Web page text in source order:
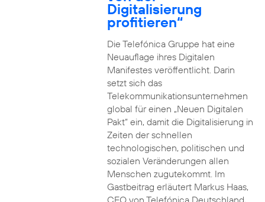
Digitalisierung
profitieren“
Die Telefónica Gruppe hat eine
Neuauflage ihres Digitalen
Manifestes veröffentlicht. Darin
setzt sich das
Telekommunikationsunternehmen
global für einen „Neuen Digitalen
Pakt“ ein, damit die Digitalisierung in
Zeiten der schnellen
technologischen, politischen und
sozialen Veränderungen allen
Menschen zugutekommt. Im
Gastbeitrag erläutert Markus Haas,
CEO von Telefónica Deutschland,